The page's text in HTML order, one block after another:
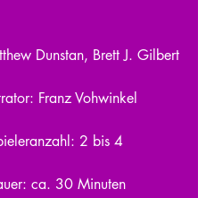
Dunstan, Brett J. Gilbert
Franz Vohwinkel
2 bis 4
ca. 30 Minuten